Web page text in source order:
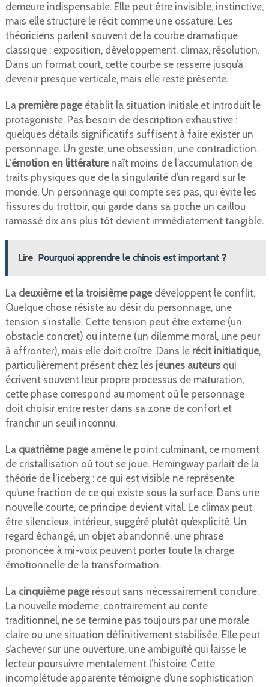
demeure indispensable. Elle peut être invisible, instinctive,
mais elle structure le récit comme une ossature. Les
théoriciens parlent souvent de la courbe dramatique
classique : exposition, développement, climax, résolution.
Dans un format court, cette courbe se resserre jusqu’à
devenir presque verticale, mais elle reste présente.
La première page établit la situation initiale et introduit le
protagoniste. Pas besoin de description exhaustive :
quelques détails significatifs suffisent à faire exister un
personnage. Un geste, une obsession, une contradiction.
L’émotion en littératurenaît moins de l’accumulation de
traits physiques que de la singularité d’un regard sur le
monde. Un personnage qui compte ses pas, qui évite les
fissures du trottoir, qui garde dans sa poche un caillou
ramassé dix ans plus tôt devient immédiatement tangible.
Lire Pourquoi apprendre le chinois est important ?
Ladeuxième et la troisième page développent le conflit.
Quelque chose résiste au désir du personnage, une
tension s’installe. Cette tension peut être externe (un
obstacle concret) ou interne (un dilemme moral, une peur
à affronter), mais elle doit croître. Dans le récit initiatique,
particulièrement présent chez les jeunes auteursqui
écrivent souvent leur propre processus de maturation,
cette phase correspond au moment où le personnage
doit choisir entre rester dans sa zone de confort et
franchir un seuil inconnu.
Laquatrième page amène le point culminant, ce moment
de cristallisation où tout se joue. Hemingway parlait de la
théorie de l’iceberg : ce qui est visible ne représente
qu’une fraction de ce qui existe sous la surface. Dans une
nouvelle courte, ce principe devient vital. Le climax peut
être silencieux, intérieur, suggéré plutôt qu’explicité. Un
regard échangé, un objet abandonné, une phrase
prononcée à mi-voix peuvent porter toute la charge
émotionnelle de la transformation.
Lacinquième pagerésout sans nécessairement conclure.
La nouvelle moderne, contrairement au conte
traditionnel, ne se termine pas toujours par une morale
claire ou une situation définitivement stabilisée. Elle peut
s’achever sur une ouverture, une ambiguïté qui laisse le
lecteur poursuivre mentalement l’histoire. Cette
incomplétude apparente témoigne d’une sophistication